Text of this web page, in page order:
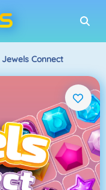
Jewels Connect